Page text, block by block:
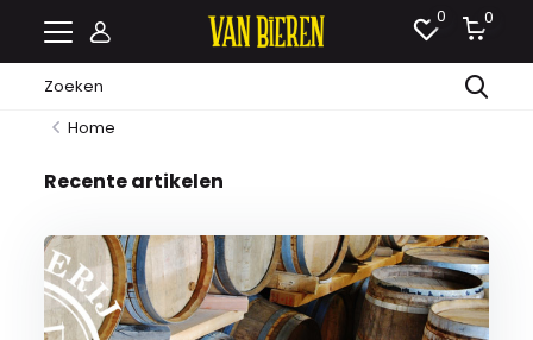
0 0
Home
Recente artikelen